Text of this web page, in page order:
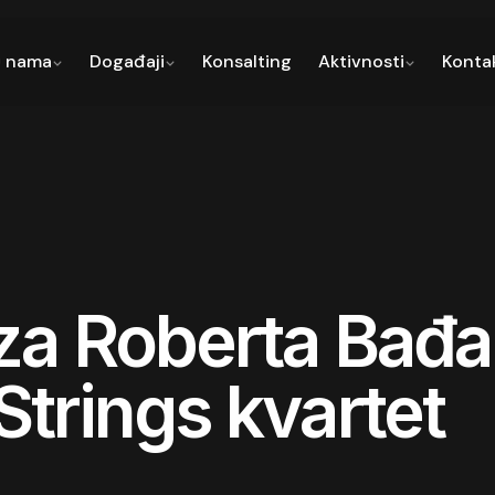
nama Događaji Konsalting Aktivnosti
Roberta Bađa
kvartet